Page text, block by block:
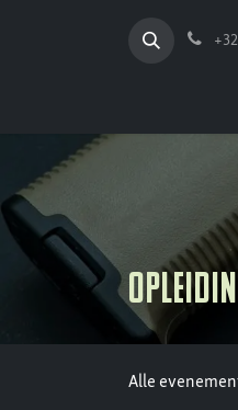
Alle